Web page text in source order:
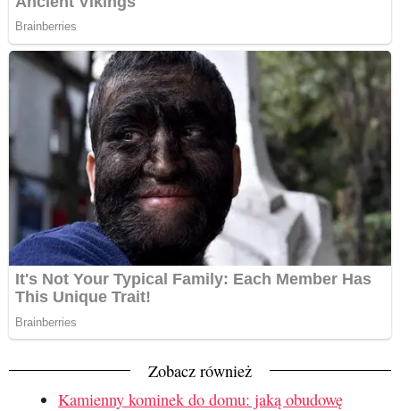
Zobacz również
Kamienny kominek do domu: jaką obudowę